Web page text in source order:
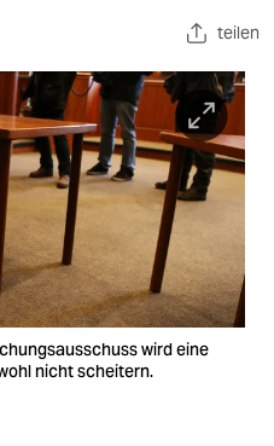
teilen
wird eine
nicht scheitern.